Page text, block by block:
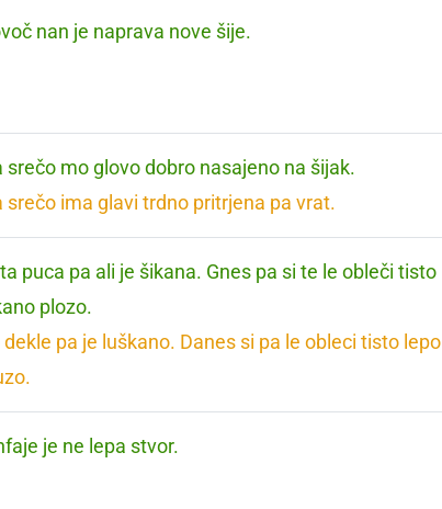
nan je naprava nove šije.
srečo mo glovo dobro nasajeno na šijak.
srečo ima glavi trdno pritrjena pa vrat.
puca pa ali je šikana. Gnes pa si te le obleči tisto
plozo.
dekle pa je luškano. Danes si pa le obleci tisto lepo
je ne lepa stvor.